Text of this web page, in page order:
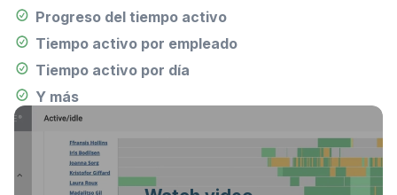
Progreso del tiempo activo
Tiempo activo por empleado
Tiempo activo por día
Y más